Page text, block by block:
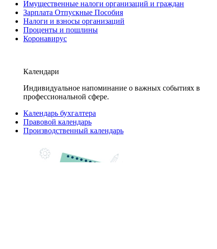
Имущественные налоги организаций и граждан
Зарплата Отпускные Пособия
Налоги и взносы организаций
Проценты и пошлины
Коронавирус
Календари
Индивидуальное напоминание о важных событиях в
профессиональной сфере.
Календарь бухгалтера
Правовой календарь
Производственный календарь